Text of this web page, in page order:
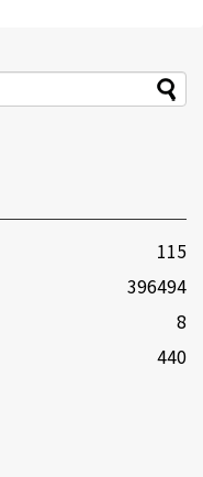
115
396494
8
440